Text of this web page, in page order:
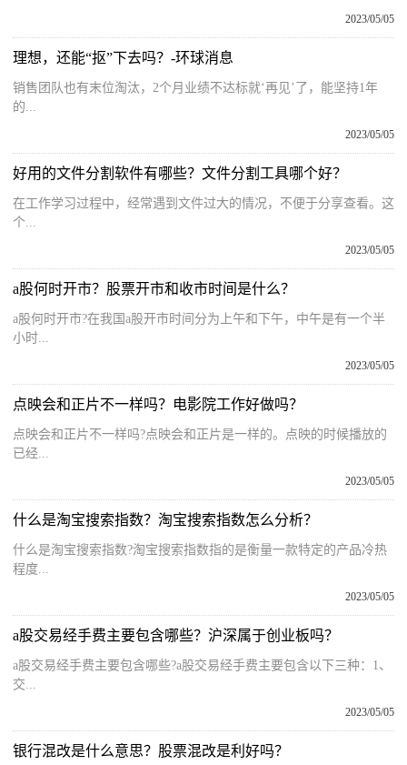
2023/05/05
理想，还能“抠”下去吗？-环球消息
销售团队也有末位淘汰，2个月业绩不达标就‘再见’了，能坚持1年
的...
2023/05/05
好用的文件分割软件有哪些？文件分割工具哪个好？
在工作学习过程中，经常遇到文件过大的情况，不便于分享查看。这
个...
2023/05/05
a股何时开市？股票开市和收市时间是什么？
a股何时开市?在我国a股开市时间分为上午和下午，中午是有一个半
小时...
2023/05/05
点映会和正片不一样吗？电影院工作好做吗？
点映会和正片不一样吗?点映会和正片是一样的。点映的时候播放的
已经...
2023/05/05
什么是淘宝搜索指数？淘宝搜索指数怎么分析？
什么是淘宝搜索指数?淘宝搜索指数指的是衡量一款特定的产品冷热
程度...
2023/05/05
a股交易经手费主要包含哪些？沪深属于创业板吗？
a股交易经手费主要包含哪些?a股交易经手费主要包含以下三种：1、
交...
2023/05/05
银行混改是什么意思？股票混改是利好吗？